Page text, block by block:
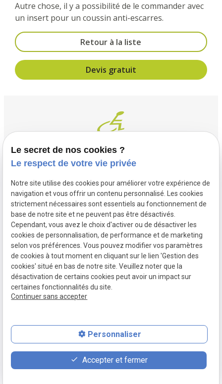
Autre chose, il y a possibilité de le commander avec
un insert pour un coussin anti-escarres.
Retour à la liste
Devis gratuit
Contact
03 20 32 97 37
flandremedical@gmail.com
1 Place Saint Piat
59113 SECLIN
Horaires
Lundi - Vendredi
09:00 - 12:00 et 14:00 - 18:30
Mentions
Politique de
place
Plan d'accès
feed
Devis
phone
03 20 32 97 37
Le secret de nos cookies ?
Le respect de votre vie privée
Notre site utilise des cookies pour améliorer votre expérience de
navigation et vous offrir un contenu personnalisé. Les cookies
strictement nécessaires sont essentiels au fonctionnement de
base de notre site et ne peuvent pas être désactivés.
Cependant, vous avez le choix d'activer ou de désactiver les
cookies de personnalisation, de performance et de marketing
selon vos préférences. Vous pouvez modifier vos paramètres
de cookies à tout moment en cliquant sur le lien 'Gestion des
cookies' situé en bas de notre site. Veuillez noter que la
désactivation de certains cookies peut avoir un impact sur
certaines fonctionnalités du site.
Continuer sans accepter
Personnaliser
Accepter et fermer